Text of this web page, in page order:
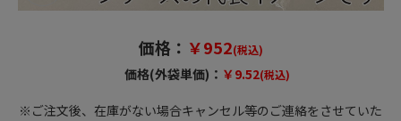
価格： ￥952(税込)
価格(外袋単価)： ￥9.52(税込)
※ご注文後、在庫がない場合キャンセル等のご連絡をさせていた